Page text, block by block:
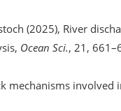
(2025), River
Ocean Sci., 21,
mechanisms involved